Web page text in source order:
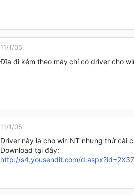
11/1/05
Đĩa đi kém theo máy chỉ có driver cho
11/1/05
Driver này là cho win NT nhưng thử cài
Download tại đây:
http://s4.yousendit.com/